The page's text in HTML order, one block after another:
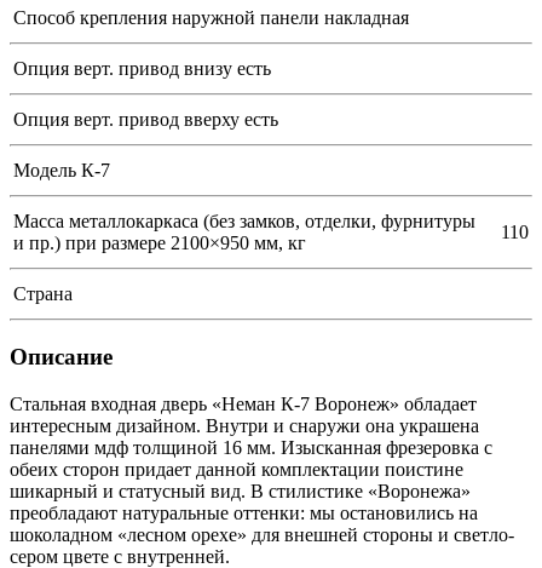
Способ крепления наружной панели накладная
Опция верт. привод внизу есть
Опция верт. привод вверху есть
Модель К-7
Масса металлокаркаса (без замков, отделки, фурнитуры
и пр.) при размере 2100×950 мм, кг
110
Страна
Описание
Стальная входная дверь «Неман К-7 Воронеж» обладает
интересным дизайном. Внутри и снаружи она украшена
панелями мдф толщиной 16 мм. Изысканная фрезеровка с
обеих сторон придает данной комплектации поистине
шикарный и статусный вид. В стилистике «Воронежа»
преобладают натуральные оттенки: мы остановились на
шоколадном «лесном орехе» для внешней стороны и светло-
сером цвете с внутренней.